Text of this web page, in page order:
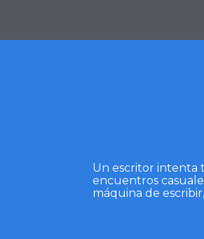
Un escritor intenta
encuentros
máquina de